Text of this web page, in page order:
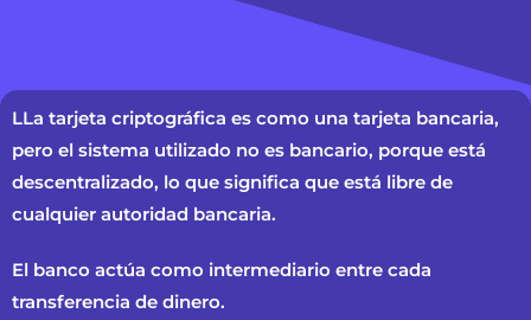
LLa tarjeta criptográfica es como una tarjeta bancaria,
pero el sistema utilizado no es bancario, porque está
descentralizado, lo que significa que está libre de
cualquier autoridad bancaria.
El banco actúa como intermediario entre cada
transferencia de dinero.